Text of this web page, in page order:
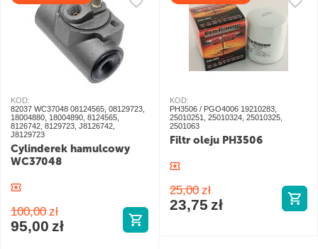
KOD:
82037 WC37048 08124565, 08129723,
18004880, 18004890, 8124565,
8126742, 8129723, J8126742,
J8129723
Cylinderek hamulcowy
WC37048
100,00 zł
95,00 zł
KOD:
PH3506 / PGO4006 19210283,
25010251, 25010324, 25010325,
2501063
Filtr oleju PH3506
25,00 zł
23,75 zł